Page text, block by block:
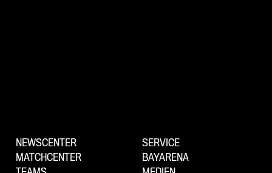
NEWSCENTER
MATCHCENTER
SERVICE
BAYARENA